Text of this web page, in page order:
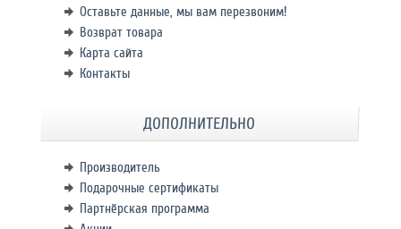
Оставьте данные, мы вам перезвоним!
Возврат товара
Карта сайта
Контакты
ДОПОЛНИТЕЛЬНО
Производитель
Подарочные сертификаты
Партнёрская программа